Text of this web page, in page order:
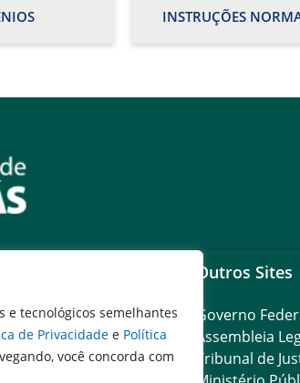
e tecnológicos semelhantes
de Privacidade e Política
você concorda com
INSTRUÇÕES
Outros Sites
Governo
Assembleia
Tribunal de